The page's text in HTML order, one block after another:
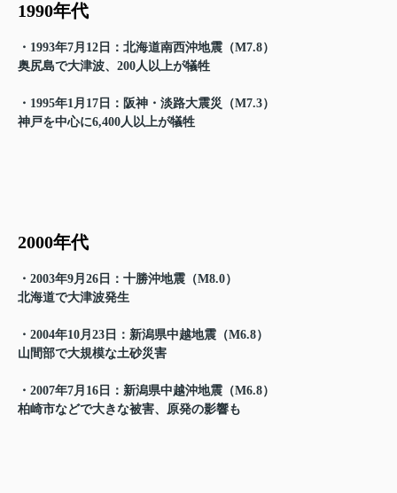
1990年代
・1993年7月12日：北海道南西沖地震（M7.8）
奥尻島で大津波、200人以上が犠牲
・1995年1月17日：阪神・淡路大震災（M7.3）
神戸を中心に6,400人以上が犠牲
2000年代
・2003年9月26日：十勝沖地震（M8.0）
北海道で大津波発生
・2004年10月23日：新潟県中越地震（M6.8）
山間部で大規模な土砂災害
・2007年7月16日：新潟県中越沖地震（M6.8）
柏崎市などで大きな被害、原発の影響も